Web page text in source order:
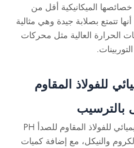
الميكانيكية أقل من
أنها تتمتع بصلابة جيدة وهي مثالية
الحرارة العالية مثل محركات
للفولاذ المقاوم
بالترسيب
يشتمل التركيب الكيميائي للفولاذ المقاوم للصدأ PH
والنيكل، مع إضافة كميات